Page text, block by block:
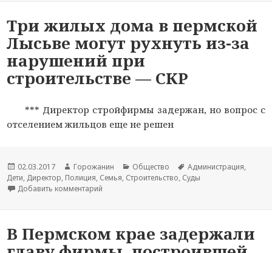
Три жилых дома в пермской
Лысьве могут рухнуть из-за
нарушений при
строительстве — СКР
*** Директор стройфирмы задержан, но вопрос с
отселением жильцов еще не решен
Новость
опубликована
02.03.2017
Автор
новости
Горожанин
Раздел
новостей
Общество
Тема
новости
Администрация,
Дети, Директор, Полиция, Семья, Строительство, Суды
Добавить комментарий
В Пермском крае задержали